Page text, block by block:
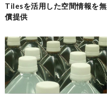
Tilesを活用した空間情報を無
償提供